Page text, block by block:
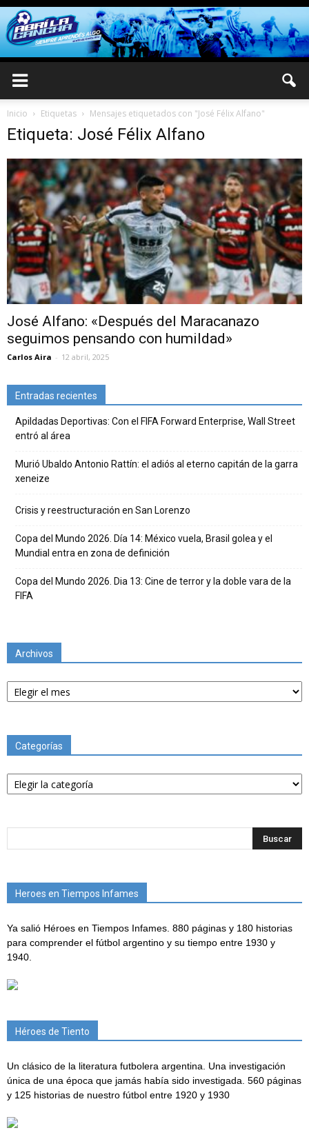
Inicio Etiquetas Mensajes etiquetados con "José Félix Alfano"
Etiqueta: José Félix Alfano
José Alfano: «Después del Maracanazo
seguimos pensando con humildad»
Carlos Aira - 12 abril, 2025
Entradas recientes
Apildadas Deportivas: Con el FIFA Forward Enterprise, Wall Street
entró al área
Murió Ubaldo Antonio Rattín: el adiós al eterno capitán de la garra
xeneize
Crisis y reestructuración en San Lorenzo
Copa del Mundo 2026. Día 14: México vuela, Brasil golea y el
Mundial entra en zona de definición
Copa del Mundo 2026. Dia 13: Cine de terror y la doble vara de la
FIFA
Archivos
Archivos
Categorías
Categorías
Heroes en Tiempos Infames
Ya salió Héroes en Tiempos Infames. 880 páginas y 180 historias
para comprender el fútbol argentino y su tiempo entre 1930 y
1940.
Héroes de Tiento
Un clásico de la literatura futbolera argentina. Una investigación
única de una época que jamás había sido investigada. 560 páginas
y 125 historias de nuestro fútbol entre 1920 y 1930